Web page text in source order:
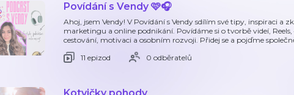
Povídání s Vendy 🩷🎧
Ahoj, jsem Vendy! V Povídání s Vendy sdílím své tipy, inspiraci a
marketingu a online podnikání. Povídáme si o tvorbě videí,
cestování, motivaci a osobním rozvoji. Přidej se a pojďme
11 epizod
0 odběratelů